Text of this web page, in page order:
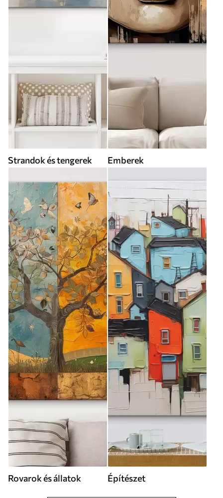
Strandok és tengerek Emberek
Rovarok és állatok Építészet